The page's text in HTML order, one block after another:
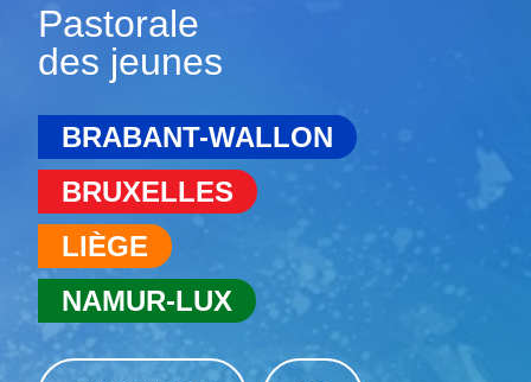
Pastorale
des jeunes
BRABANT-WALLON
BRUXELLES
LIÈGE
NAMUR-LUX